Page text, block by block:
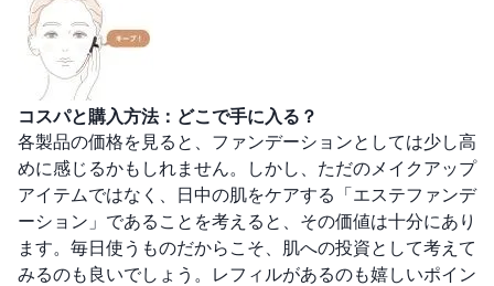
コスパと購入方法：どこで手に入る？
各製品の価格を見ると、ファンデーションとしては少し高
めに感じるかもしれません。しかし、ただのメイクアップ
アイテムではなく、日中の肌をケアする「エステファンデ
ーション」であることを考えると、その価値は十分にあり
ます。毎日使うものだからこそ、肌への投資として考えて
みるのも良いでしょう。レフィルがあるのも嬉しいポイン